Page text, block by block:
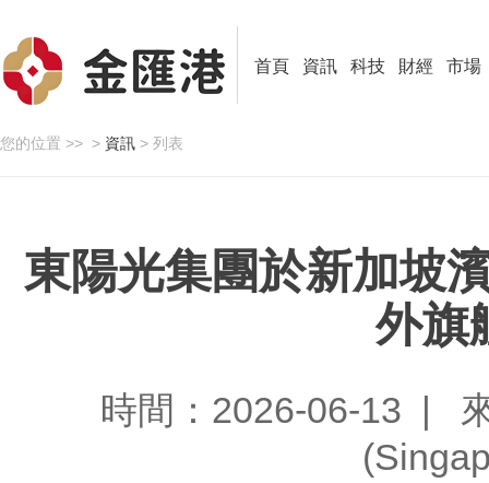
首頁 資訊 科技 財經 市場
您的位置 >> > 資訊 > 列表
東陽光集團於新加坡
外旗
時間：2026-06-13 |